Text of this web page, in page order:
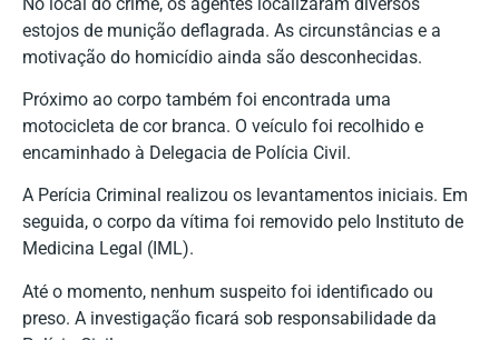
estojos de munição deflagrada. As circunstâncias e a
motivação do homicídio ainda são desconhecidas.
Próximo ao corpo também foi encontrada uma
motocicleta de cor branca. O veículo foi recolhido e
encaminhado à Delegacia de Polícia Civil.
A Perícia Criminal realizou os levantamentos iniciais. Em
seguida, o corpo da vítima foi removido pelo Instituto de
Medicina Legal (IML).
Até o momento, nenhum suspeito foi identificado ou
preso. A investigação ficará sob responsabilidade da